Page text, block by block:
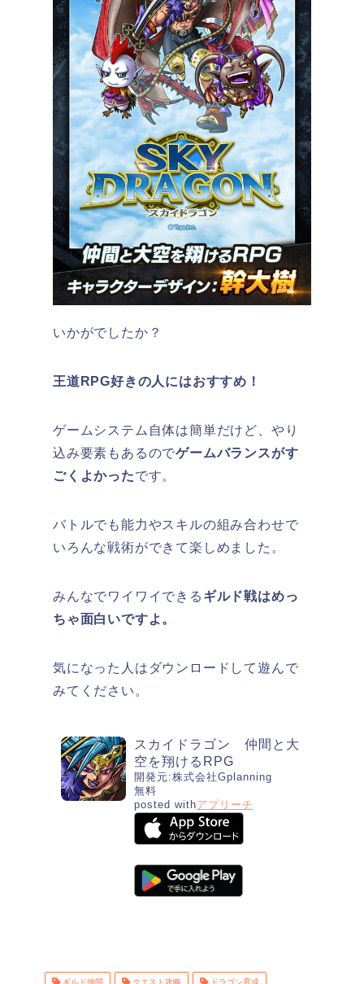
いかがでしたか？
王道RPG好きの人にはおすすめ！
ゲームシステム自体は簡単だけど、やり
込み要素もあるのでゲームバランスがす
ごくよかったです。
バトルでも能力やスキルの組み合わせで
いろんな戦術ができて楽しめました。
みんなでワイワイできる ギルド戦はめっ
ちゃ面白いですよ。
気になった人はダウンロードして遊んで
みてください。
スカイドラゴン 仲間と大
空を翔けるRPG
開発元:株式会社Gplanning
無料
posted withアプリーチ
ギルド仲間 クエスト攻略 ドラゴン育成